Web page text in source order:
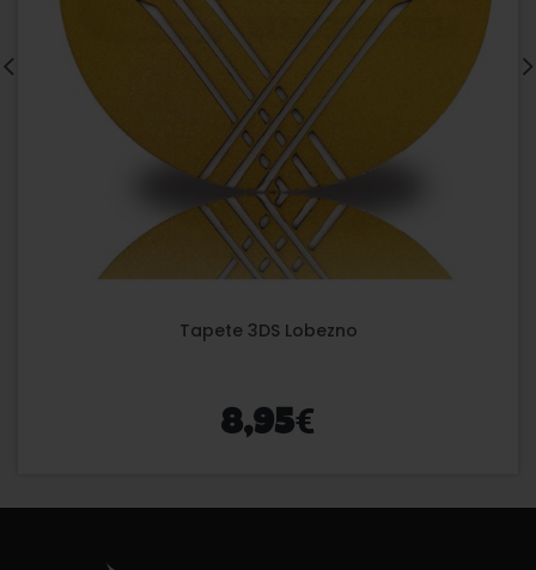
Tapete 3DS Lobezno
8,95€